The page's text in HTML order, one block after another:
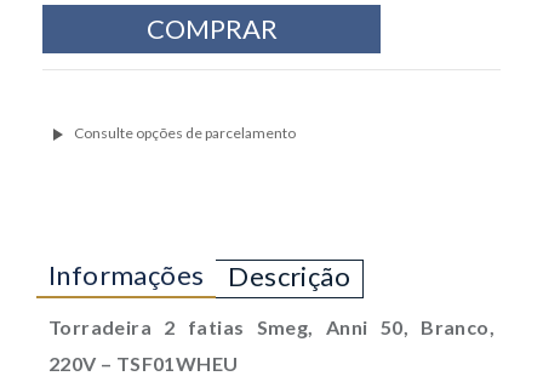
Informações Descrição
Torradeira 2 fatias Smeg, Anni 50, Branco,
220V – TSF01WHEU